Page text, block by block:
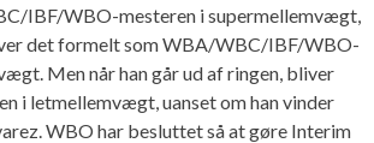
IBF/WBO-mesteren i supermellemvægt,
det formelt som WBA/WBC/IBF/WBO-
Men når han går ud af ringen, bliver
i letmellemvægt, uanset om han vinder
WBO har besluttet så at gøre Interim